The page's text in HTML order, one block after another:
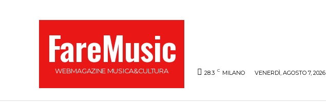
FareMusic
WEBMAGAZINE MUSICA&CULTURA 28.3 C MILANO VENERDÌ, AGOSTO 7, 2026